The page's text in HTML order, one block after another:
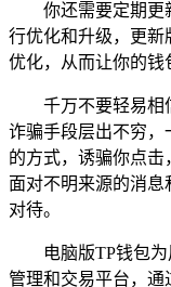
你还需要定期更
行优化和升级，更新
优化，从而让你的钱
千万不要轻易相
诈骗手段层出不穷，
的方式，诱骗你点
面对不明来源的消
对待。
电脑版TP钱包
管理和交易平台，